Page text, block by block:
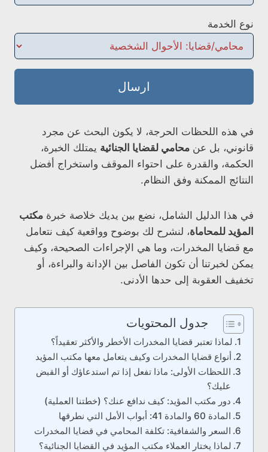
نوع الخدمة
ارسال
في هذه اللحظات الحرجة، لا يكون البحث عن مجرد
قانوني، بل عن محامي لقضايا الجنائية يمتلك الخبرة،
الحكمة، والقدرة على احتواء الموقف واستخراج أفضل
النتائج الممكنة وفق النظام.
في هذا الدليل الشامل، نضع بين يديك خلاصة خبرة مكتب
المؤيد للمحاماة، لنشرح لك بوضوح وواقعية كيف نتعامل
مع قضايا المخدرات، وما هي الإجراءات الصحيحة، وكيف
يمكن لخبرتنا أن تكون الفاصل بين الإدانة والبراءة، أو
تخفيف العقوبة إلى حدها الأدنى.
جدول المحتويات
لماذا تعتبر قضايا المخدرات الأخطر والأكثر تعقيداً؟
أنواع قضايا المخدرات وكيف يتعامل معها مكتب المؤيد
اللحظات الأولى: ماذا تفعل إذا تم استدعاؤك أو القبض
عليك؟
دور مكتب المؤيد: كيف ندافع عنك؟ (خطتنا العملية)
المادة 60 والمادة 41: أبواب الأمل التي نطرقها
السعر والشفافية: تكلفة المحامي في قضايا المخدرات
لماذا يختار العملاء مكتب المؤيد في القضايا الجنائية؟